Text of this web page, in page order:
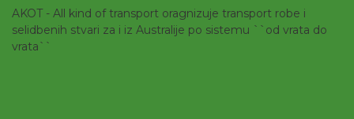
AKOT - All kind of transport oragnizuje transport robe i
selidbenih stvari za i iz Australije po sistemu ``od vrata do
vrata``